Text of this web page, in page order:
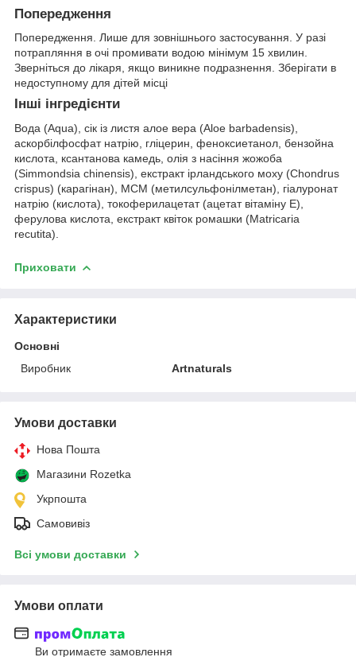
Попередження
Попередження. Лише для зовнішнього застосування. У разі
потрапляння в очі промивати водою мінімум 15 хвилин.
Зверніться до лікаря, якщо виникне подразнення. Зберігати в
недоступному для дітей місці
Інші інгредієнти
Вода (Aqua), сік із листя алое вера (Aloe barbadensis),
аскорбілфосфат натрію, гліцерин, феноксиетанол, бензойна
кислота, ксантанова камедь, олія з насіння жожоба
(Simmondsia chinensis), екстракт ірландського моху (Chondrus
crispus) (карагінан), МСМ (метилсульфонілметан), гіалуронат
натрію (кислота), токоферилацетат (ацетат вітаміну E),
ферулова кислота, екстракт квіток ромашки (Matricaria
recutita).
Приховати
Характеристики
Основні
Виробник
Artnaturals
Умови доставки
Нова Пошта
Магазини Rozetka
Укрпошта
Самовивіз
Всі умови доставки
Умови оплати
Ви отримаєте замовлення